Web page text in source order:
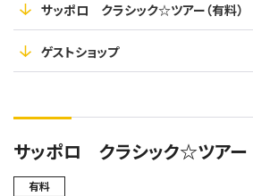
サッポロ クラシック☆ツアー（有料）
ゲストショップ
サッポロ クラシック☆ツアー
有料